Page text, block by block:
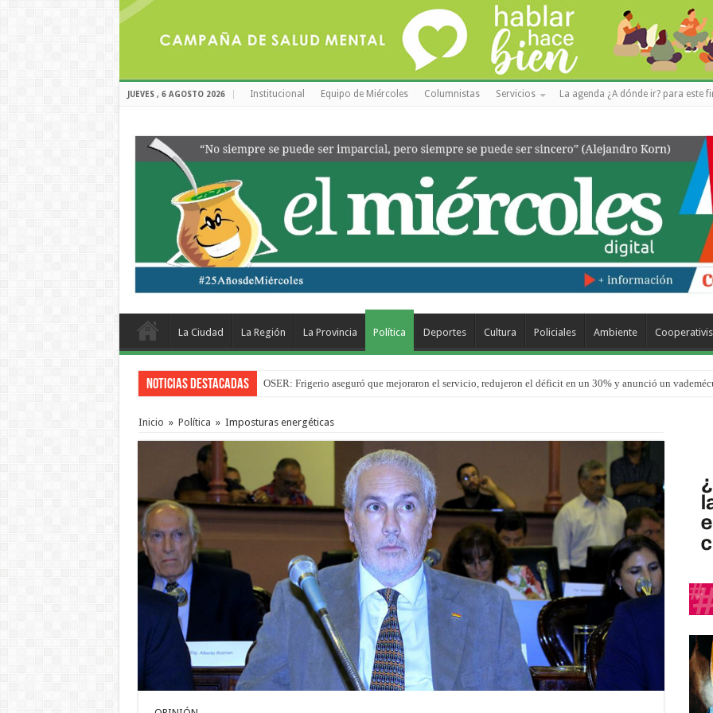
JUEVES , 6 AGOSTO 2026 Institucional Equipo de Miércoles Columnistas Servicios La agenda ¿A dónde ir? para este
La Ciudad La Región La Provincia Política Deportes Cultura Policiales Ambiente
Noticias Destacadas OSER: Frigerio aseguró que mejoraron el servicio, redujeron el déficit en un 30% y anunció un
La Justicia suspende los ultraprocesados en las viandas escolares de Entre Ríos
Inicio » Política » Imposturas energéticas